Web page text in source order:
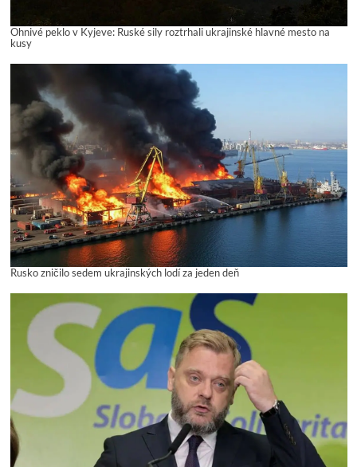
Ohnivé peklo v Kyjeve: Ruské sily roztrhali ukrajinské hlavné mesto na
kusy
Rusko zničilo sedem ukrajinských lodí za jeden deň